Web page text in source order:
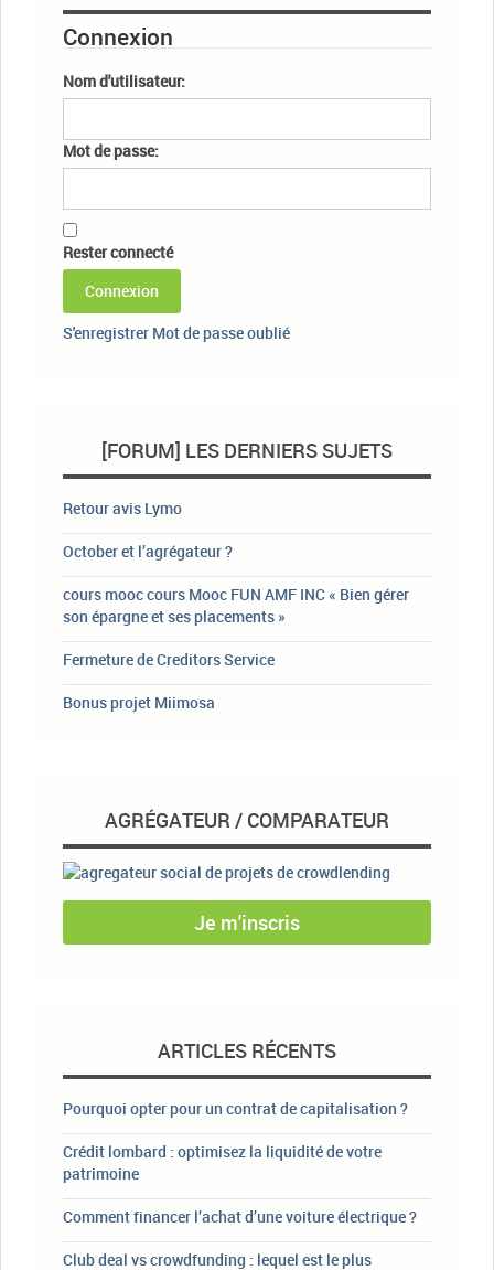
Connexion
Nom d'utilisateur:
Mot de passe:
Rester connecté
Connexion
S'enregistrer Mot de passe oublié
[FORUM] LES DERNIERS SUJETS
Retour avis Lymo
October et l’agrégateur ?
cours mooc cours Mooc FUN AMF INC « Bien gérer
son épargne et ses placements »
Fermeture de Creditors Service
Bonus projet Miimosa
AGRÉGATEUR / COMPARATEUR
Je m'inscris
ARTICLES RÉCENTS
Pourquoi opter pour un contrat de capitalisation ?
Crédit lombard : optimisez la liquidité de votre
patrimoine
Comment financer l’achat d’une voiture électrique ?
Club deal vs crowdfunding : lequel est le plus